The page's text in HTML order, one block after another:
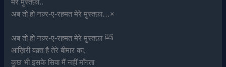
मेरे मुस्तफ़ा..
अब तो हो नज़्र-ए-रहमत मेरे मुस्तफ़ा…×
अब तो हो नज़्र-ए-रहमत मेरे मुस्तफ़ा ﷺ
आख़िरी वक़्त है तेरे बीमार का,
कुछ भी इसके सिवा मैं नहीं मॉंगता